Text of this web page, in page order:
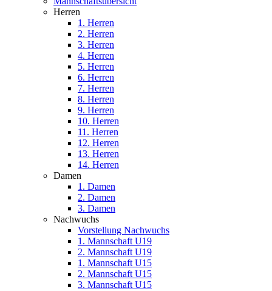
Herren
1. Herren
2. Herren
3. Herren
4. Herren
5. Herren
6. Herren
7. Herren
8. Herren
9. Herren
10. Herren
11. Herren
12. Herren
13. Herren
14. Herren
Damen
1. Damen
2. Damen
3. Damen
Nachwuchs
Vorstellung Nachwuchs
1. Mannschaft U19
2. Mannschaft U19
1. Mannschaft U15
2. Mannschaft U15
3. Mannschaft U15